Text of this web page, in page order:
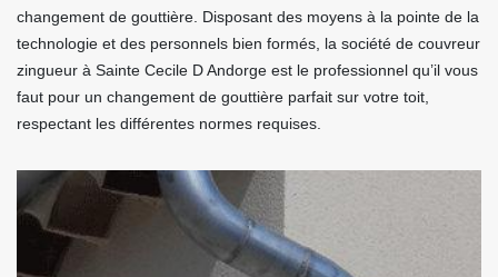
changement de gouttière. Disposant des moyens à la pointe de la
technologie et des personnels bien formés, la société de couvreur
zingueur à Sainte Cecile D Andorge est le professionnel qu’il vous
faut pour un changement de gouttière parfait sur votre toit,
respectant les différentes normes requises.